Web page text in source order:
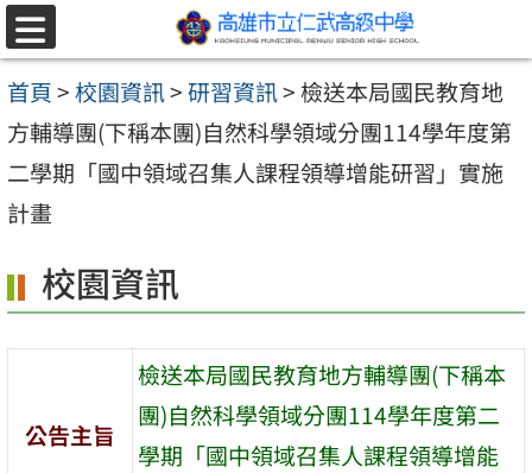
跳至主要內容區
選
單
首頁>校園資訊>研習資訊> 檢送本局國民教育地
方輔導團(下稱本團)自然科學領域分團114學年度第
二學期「國中領域召集人課程領導增能研習」實施
計畫
校園資訊
公告主旨
檢送本局國民教育地方輔導團(下稱本
團)自然科學領域分團114學年度第二
學期「國中領域召集人課程領導增能